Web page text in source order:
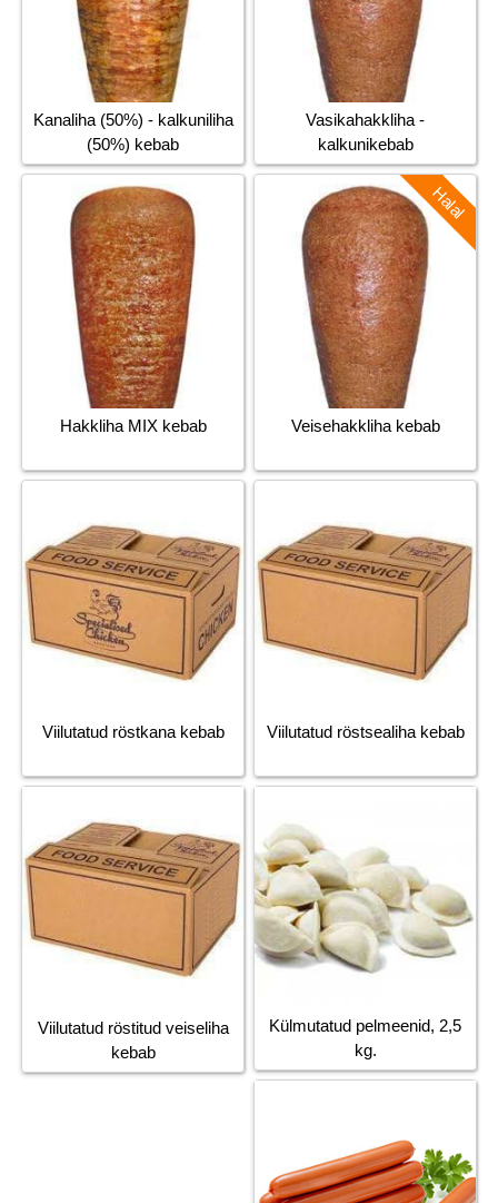
Kanaliha (50%) - kalkuniliha
(50%) kebab
Vasikahakkliha -
kalkunikebab
Hakkliha MIX kebab
Halal
Veisehakkliha kebab
Viilutatud röstkana kebab Viilutatud röstsealiha kebab
Viilutatud röstitud veiseliha
kebab
Külmutatud pelmeenid, 2,5
kg.